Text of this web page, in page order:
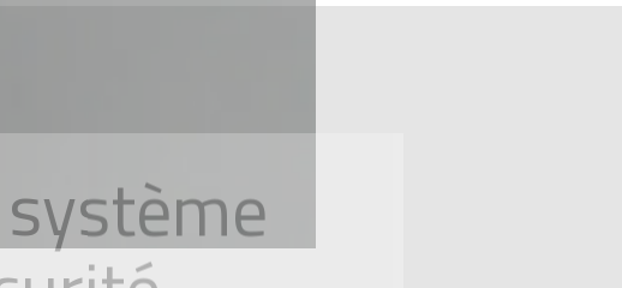
par un
choisi par Andelec est une